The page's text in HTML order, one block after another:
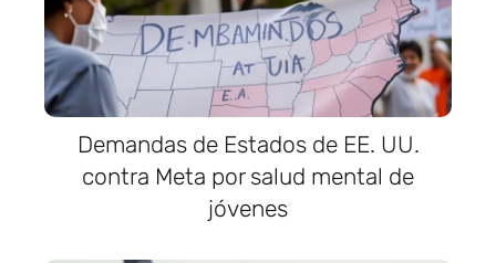
Demandas de Estados de EE. UU.
contra Meta por salud mental de
jóvenes